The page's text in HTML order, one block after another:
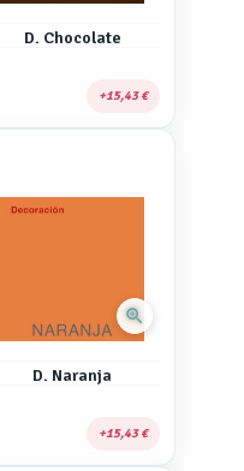
D. Chocolate
15,43 €
zoom_in
D. Naranja
15,43 €